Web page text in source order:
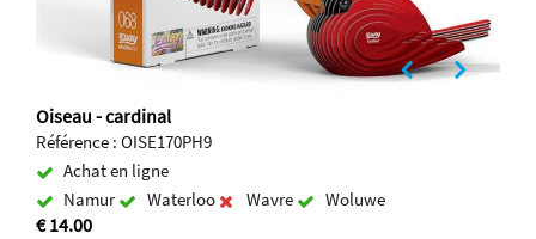
Oiseau - cardinal
Référence : OISE170PH9
Achat en ligne
Namur
Waterloo Wavre Woluwe
€ 14.00